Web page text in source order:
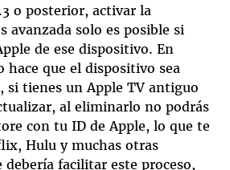
o posterior, activar la
avanzada solo es posible si
de ese dispositivo. En
hace que el dispositivo sea
si tienes un Apple TV antiguo
al eliminarlo no podrás
con tu ID de Apple, lo que te
Hulu y muchas otras
debería facilitar este proceso,